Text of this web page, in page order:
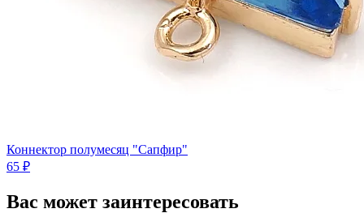
Коннектор полумесяц "Сапфир"
65 ₽
Вас может заинтересовать